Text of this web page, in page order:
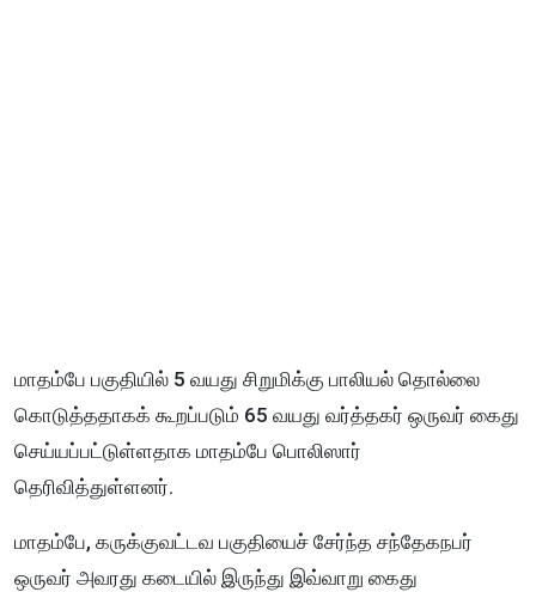
மாதம்பே பகுதியில் 5 வயது சிறுமிக்கு பாலியல் தொல்லை
கொடுத்ததாகக் கூறப்படும் 65 வயது வர்த்தகர் ஒருவர் கைது
செய்யப்பட்டுள்ளதாக மாதம்பே பொலிஸார்
தெரிவித்துள்ளனர்.
மாதம்பே, கருக்குவட்டவ பகுதியைச் சேர்ந்த சந்தேகநபர்
ஒருவர் அவரது கடையில் இருந்து இவ்வாறு கைது